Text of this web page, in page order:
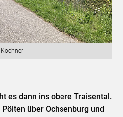
es dann ins obere Traisental.
über Ochsenburg und